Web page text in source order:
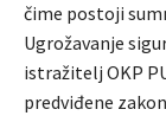
čime postoji
Ugrožavanje
istražitelj OKP
predviđene